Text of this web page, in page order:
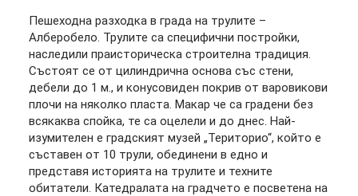
Пешеходна разходка в града на трулите –
Алберобело. Трулите са специфични постройки,
наследили праисторическа строителна традиция.
Състоят се от цилиндрична основа със стени,
дебели до 1 м., и конусовиден покрив от варовикови
плочи на няколко пласта. Макар че са градени без
всякаква спойка, те са оцелели и до днес. Най-
изумителен е градският музей „Територио“, който е
съставен от 10 трули, обединени в едно и
представя историята на трулите и техните
обитатели. Катедралата на градчето е посветена на